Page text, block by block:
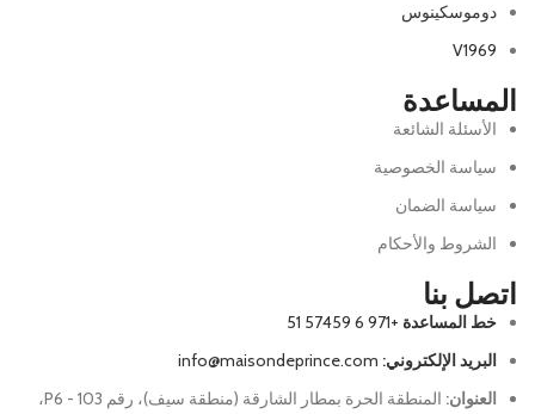
دوموسكينوس
V1969
المساعدة
الأسئلة الشائعة
سياسة الخصوصية
سياسة الضمان
الشروط والأحكام
اتصل بنا
خط المساعدة +971 6 57459 51
البريد الإلكتروني:
العنوان:
المنطقة الحرة بمطار الشارقة (منطقة سيف)، رقم P6 - 103،